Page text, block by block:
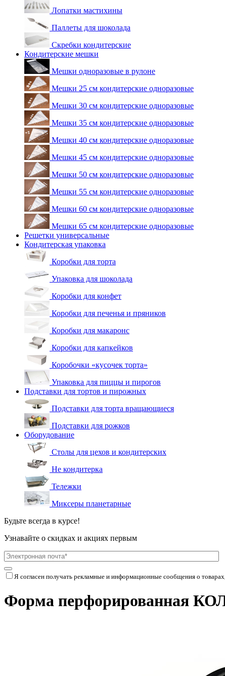
Лопатки мастихины
Паллеты для шоколада
Скребки кондитерские
Кондитерские мешки
Мешки одноразовые в рулоне
Мешки 25 см кондитерские одноразовые
Мешки 30 см кондитерские одноразовые
Мешки 35 см кондитерские одноразовые
Мешки 40 см кондитерские одноразовые
Мешки 45 см кондитерские одноразовые
Мешки 50 см кондитерские одноразовые
Мешки 55 см кондитерские одноразовые
Мешки 60 см кондитерские одноразовые
Мешки 65 см кондитерские одноразовые
Решетки универсальные
Кондитерская упаковка
Коробки для торта
Упаковка для шоколада
Коробки для конфет
Коробки для печенья и пряников
Коробки для макаронс
Коробки для капкейков
Коробочки «кусочек торта»
Упаковка для пиццы и пирогов
Подставки для тортов и пирожных
Подставки для торта вращающиеся
Подставки для рожков
Оборудование
Столы для цехов и кондитерских
Не кондитерка
Тележки
Миксеры планетарные
Будьте всегда в курсе!
Узнавайте о скидках и акциях первым
Я согласен получать рекламные и информационные сообщения о
Форма перфорированная